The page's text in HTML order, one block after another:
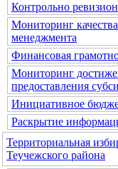
Контрольно
Мониторинг
менеджмента
Финансовая
Мониторинг
предоставления
Инициативное
Раскрытие
Территориальная
Теучежского района